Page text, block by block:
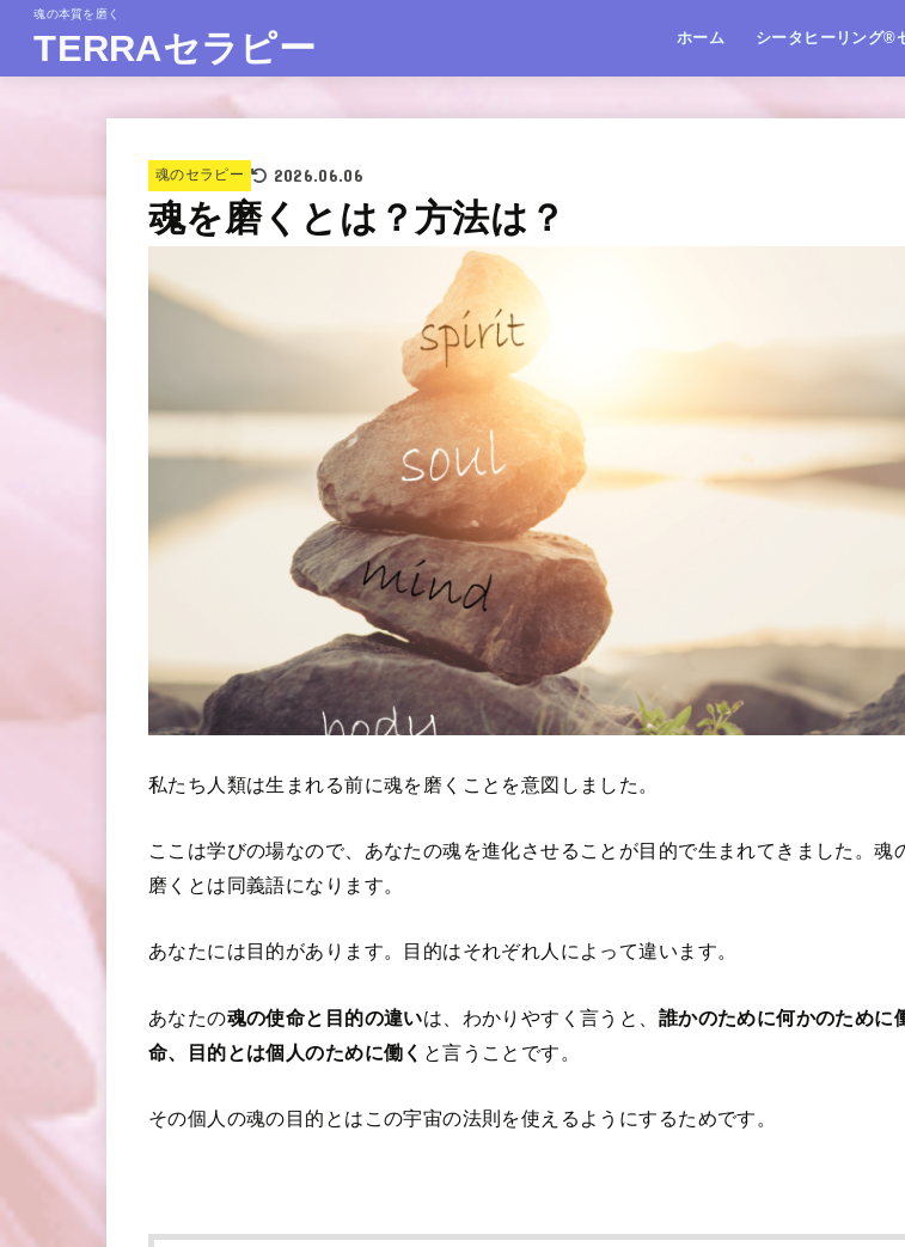
魂の本質を磨く
TERRAセラピー ホーム シータヒーリング®️
魂のセラピー 2026.06.06
魂を磨くとは？方法は？
私たち人類は生まれる前に魂を磨くことを意図しました。
ここは学びの場なので、あなたの魂を進化させることが目的で生まれてきました。魂
磨くとは同義語になります。
あなたには目的があります。目的はそれぞれ人によって違います。
あなたの魂の使命と目的の違いは、わかりやすく言うと、 誰かのために何かのために
命、目的とは個人のために働く と言うことです。
その個人の魂の目的とはこの宇宙の法則を使えるようにするためです。